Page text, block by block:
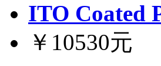
ITO Coated
￥10530元